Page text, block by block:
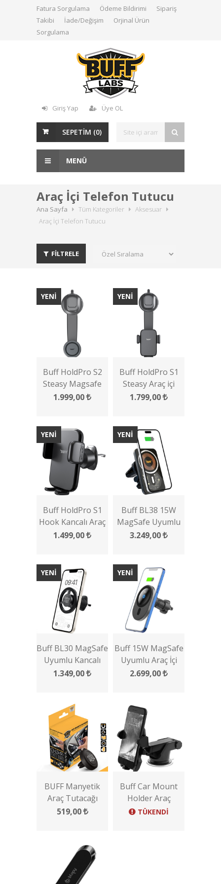
Fatura Sorgulama Ödeme Bildirimi
Sipariş
Takibi
İade/Değişim
Orjinal Ürün
Sorgulama
Giriş Yap Üye OL
SEPETİM (0)
MENÜ
Araç İçi Telefon Tutucu
Ana Sayfa Tüm Kategoriler
Aksesuar
Araç İçi Telefon Tutucu
FİLTRELE
YENİ
Buff HoldPro S2
Steasy Magsafe
Araç içi Telefon
1.999,00
YENİ
Buff HoldPro S1
Steasy Araç içi
Telefon Tutucu
1.799,00
YENİ
Buff HoldPro S1
Hook Kancalı Araç
içi Telefon Tutucu
1.499,00
YENİ
Buff BL38 15W
MagSafe Uyumlu
Araç İçi Wireless
3.249,00
YENİ
Buff BL30 MagSafe
Uyumlu Kancalı
Manyetik Araç
1.349,00
YENİ
Buff 15W MagSafe
Uyumlu Araç İçi
Wireless Şarj
2.699,00
BUFF Manyetik
Araç Tutacağı
519,00
Buff Car Mount
Holder Araç
Tutucu
TÜKENDİ